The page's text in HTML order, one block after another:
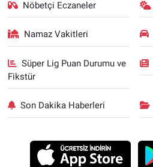
Nöbetçi Eczaneler
Namaz Vakitleri
Süper Lig Puan Durumu ve
Fikstür
Son Dakika Haberleri